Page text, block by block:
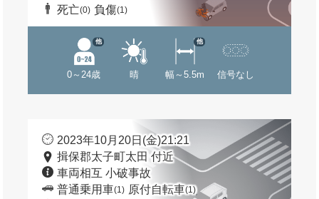
死亡(0) 負傷(1)
0～24歳
他
晴 幅～5.5m
他
信号なし
2023年10月20日(金)21:21
揖保郡太子町太田 付近
車両相互 小破事故
普通乗用車(1) 原付自転車(1)